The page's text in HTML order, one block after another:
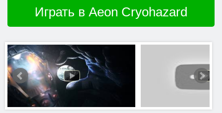
Играть в Aeon Cryohazard